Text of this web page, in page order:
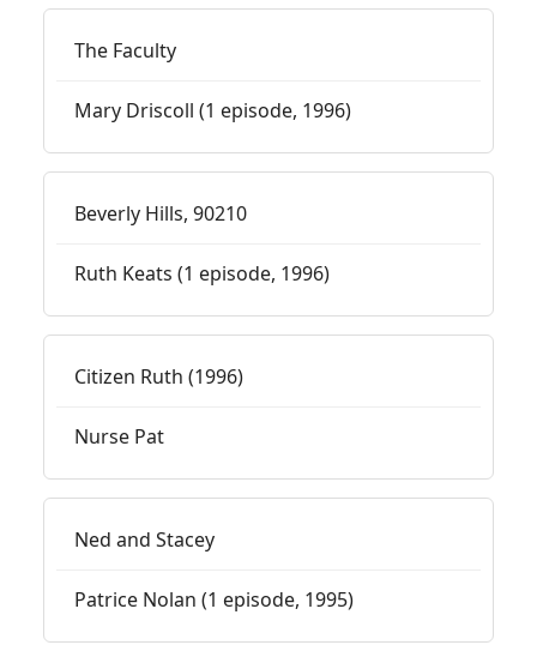
The Faculty
Mary Driscoll (1 episode, 1996)
Beverly Hills, 90210
Ruth Keats (1 episode, 1996)
Citizen Ruth (1996)
Nurse Pat
Ned and Stacey
Patrice Nolan (1 episode, 1995)